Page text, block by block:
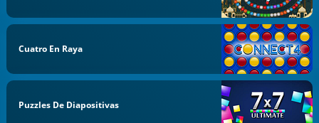
Cuatro En Raya
Puzzles De Diapositivas